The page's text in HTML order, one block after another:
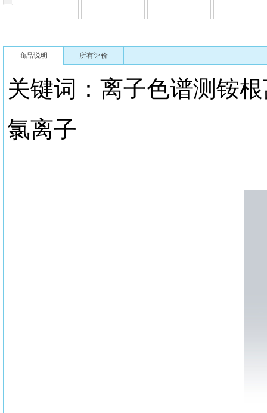
商品说明 所有评价
关键词：离子色谱测
氯离子